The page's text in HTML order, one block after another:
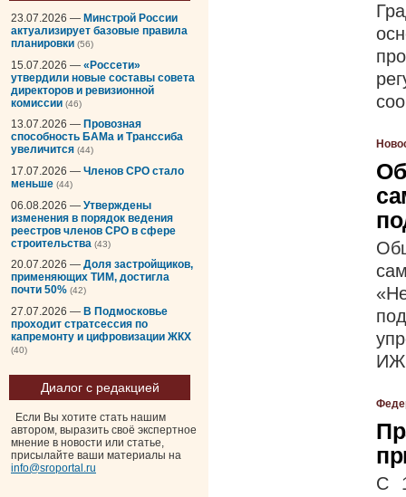
23.07.2026 — Минстрой России
актуализирует базовые правила
планировки (56)
15.07.2026 — «Россети»
утвердили новые составы совета
директоров и ревизионной
комиссии (46)
13.07.2026 — Провозная
способность БАМа и Транссиба
увеличится (44)
17.07.2026 — Членов СРО стало
меньше (44)
06.08.2026 — Утверждены
изменения в порядок ведения
реестров членов СРО в сфере
строительства (43)
20.07.2026 — Доля застройщиков,
применяющих ТИМ, достигла
почти 50% (42)
27.07.2026 — В Подмосковье
проходит стратсессия по
капремонту и цифровизации ЖКХ
(40)
Диалог с редакцией
Если Вы хотите стать нашим
автором, выразить своё экспертное
мнение в новости или статье,
присылайте ваши материалы на
info@sroportal.ru
С